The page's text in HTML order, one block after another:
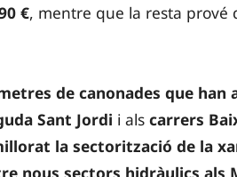
€, mentre que la resta prové
de canonades que han
Sant Jordi i als carrers
la sectorització de la
nous sectors hidràulics als